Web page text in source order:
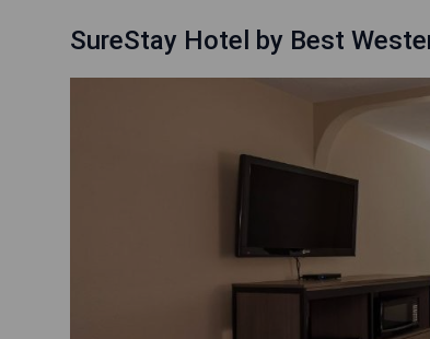
SureStay Hotel by Best